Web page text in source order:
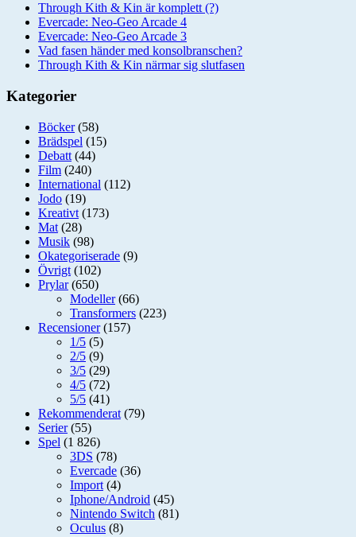
Through Kith & Kin är komplett (?)
Evercade: Neo-Geo Arcade 4
Evercade: Neo-Geo Arcade 3
Vad fasen händer med konsolbranschen?
Through Kith & Kin närmar sig slutfasen
Kategorier
Böcker(58)
Brädspel (15)
Debatt (44)
Film (240)
International (112)
Jodo (19)
Kreativt (173)
Mat (28)
Musik (98)
Okategoriserade (9)
Övrigt (102)
Prylar(650)
Modeller(66)
Transformers (223)
Recensioner(157)
1/5 (5)
2/5 (9)
3/5 (29)
4/5 (72)
5/5 (41)
Rekommenderat (79)
Serier(55)
Spel (1 826)
3DS (78)
Evercade (36)
Import (4)
Iphone/Android (45)
Nintendo Switch (81)
Oculus (8)